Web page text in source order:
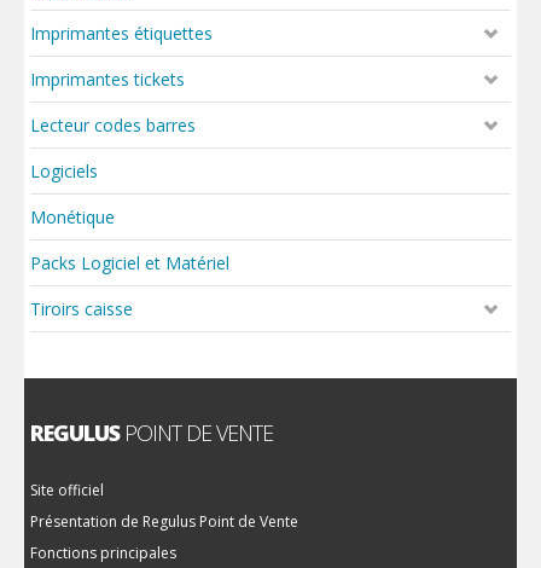
Imprimantes étiquettes
Imprimantes tickets
Lecteur codes barres
Logiciels
Monétique
Packs Logiciel et Matériel
Tiroirs caisse
REGULUSPOINT DE VENTE
Site officiel
Présentation de Regulus Point de Vente
Fonctions principales